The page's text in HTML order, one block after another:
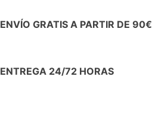
ENVÍO GRATIS A PARTIR DE 90€
ENTREGA 24/72 HORAS